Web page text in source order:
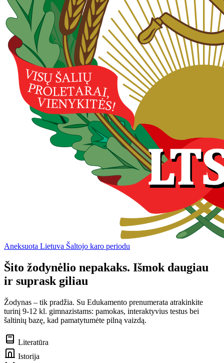
Aneksuota Lietuva Šaltojo karo periodu
Šito žodynėlio nepakaks. Išmok daugiau
ir suprask giliau
Žodynas – tik pradžia. Su Edukamento prenumerata atrakinkite
turinį 9-12 kl. gimnazistams: pamokas, interaktyvius testus bei
šaltinių bazę, kad pamatytumėte pilną vaizdą.
Literatūra
Istorija